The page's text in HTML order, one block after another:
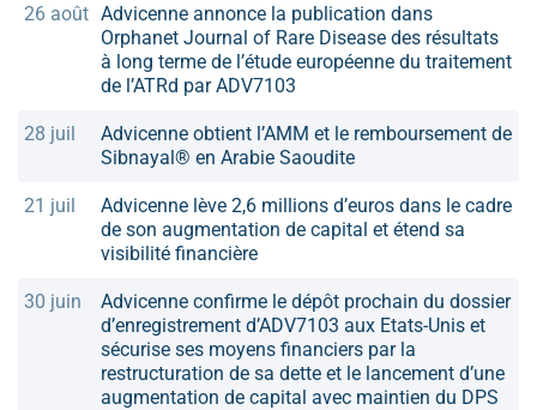
26 août Advicenne annonce la publication dans
Orphanet Journal of Rare Disease des résultats
à long terme de l’étude européenne du traitement
de l’ATRd par ADV7103
28 juil
Advicenne obtient l’AMM et le remboursement de
Sibnayal® en Arabie Saoudite
21 juil
Advicenne lève 2,6 millions d’euros dans le cadre
de son augmentation de capital et étend sa
visibilité financière
30 juin
Advicenne confirme le dépôt prochain du dossier
d’enregistrement d’ADV7103 aux Etats-Unis et
sécurise ses moyens financiers par la
restructuration de sa dette et le lancement d’une
augmentation de capital avec maintien du DPS